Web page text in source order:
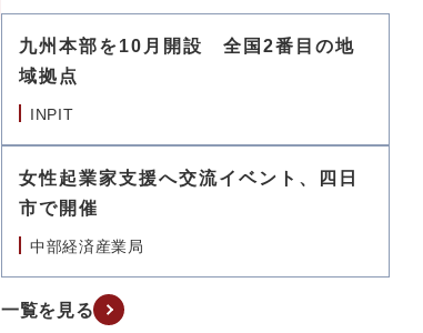
九州本部を10月開設 全国2番目の地
域拠点
INPIT
女性起業家支援へ交流イベント、四日
市で開催
中部経済産業局
一覧を見る